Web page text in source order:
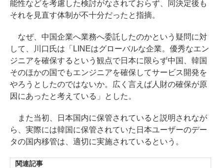
能性などを考慮した検討がなされておらず、同決定後も
それを見直す体制が不十分だったと指摘。
なぜ、中国企業へ業務へ委託したのかという疑問に対
して、川口氏は「LINEはグローバルな企業。優秀なエン
ジニアを確保するという観点で日本に限らず中国、韓国
そのほかの国でもエンジニアを確保してサービス開発を
やろうとしたのではないか。広く言えば人財の確保が原
因にあったと考えている」とした。
また当初、日本国内に保管されていると説明されなが
ら、実際には韓国に保管されていた日本ユーザーのデー
タの国内移管は、適切に実施されているという。
関連記事